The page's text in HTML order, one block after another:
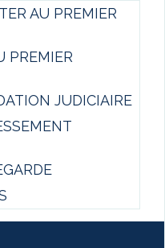
AU PREMIER
PREMIER
JUDICIAIRE